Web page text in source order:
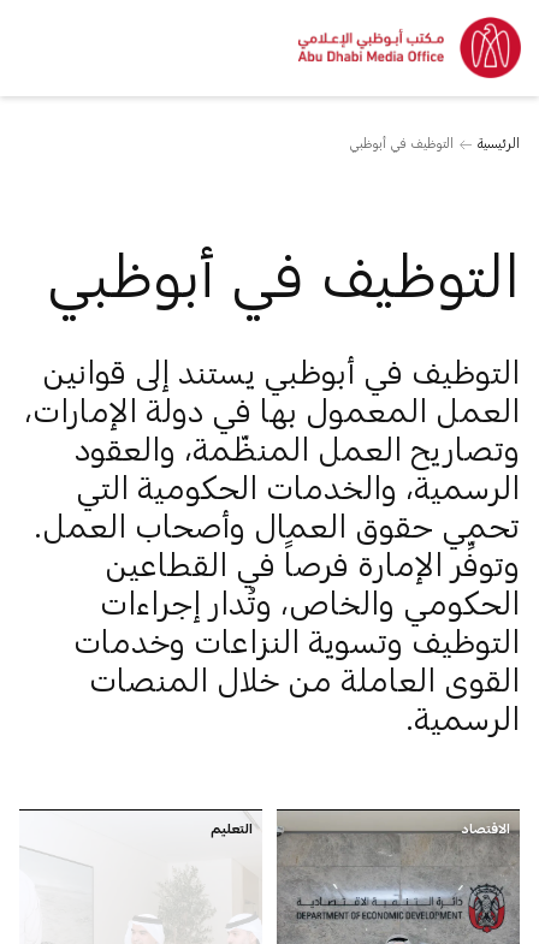
الرئيسية التوظيف في أبوظبي
التوظيف في أبوظبي
التوظيف في أبوظبي يستند إلى قوانين
العمل المعمول بها في دولة الإمارات،
وتصاريح العمل المنظّمة، والعقود
الرسمية، والخدمات الحكومية التي
تحمي حقوق العمال وأصحاب العمل.
وتوفِّر الإمارة فرصاً في القطاعين
الحكومي والخاص، وتُدار إجراءات
التوظيف وتسوية النزاعات وخدمات
القوى العاملة من خلال المنصات
الرسمية.
الاقتصاد التعليم